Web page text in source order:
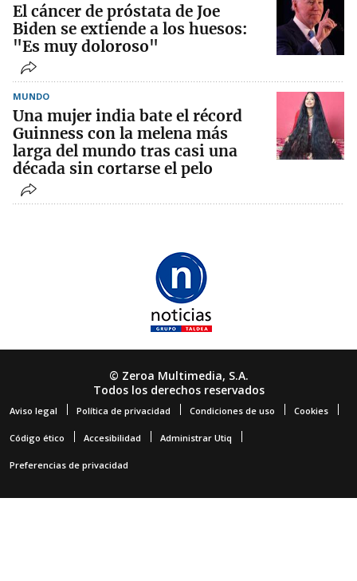
El cáncer de próstata de Joe
Biden se extiende a los huesos:
"Es muy doloroso"
MUNDO
Una mujer india bate el récord
Guinness con la melena más
larga del mundo tras casi una
década sin cortarse el pelo
© Zeroa Multimedia, S.A.
Todos los derechos reservados
Aviso legal Política de privacidad Condiciones de uso Cookies
Código ético Accesibilidad Administrar Utiq
Preferencias de privacidad